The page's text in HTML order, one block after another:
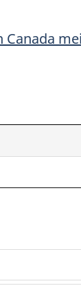
Canada